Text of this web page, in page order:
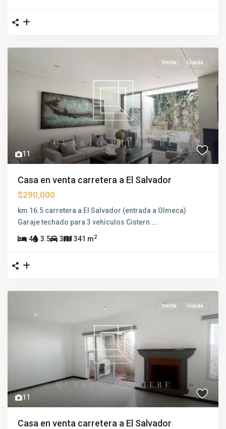
11
Venta Usada
Casa en venta carretera a El Salvador
$290,000
km 16.5 carretera a El Salvador (entrada a Olmeca)
Garaje techado para 3 vehículos Cistern ...
4 3.5 3 341 m2
11
Venta Usada
Casa en venta carretera a El Salvador